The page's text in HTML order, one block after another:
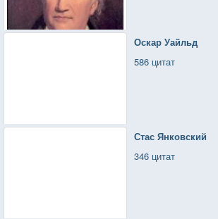
Оскар Уайльд
586 цитат
Стас Янковский
346 цитат